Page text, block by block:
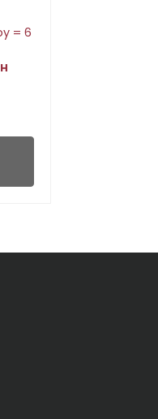
= 6